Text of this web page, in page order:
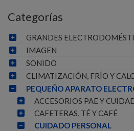
Categorías
GRANDES
IMAGEN
SONIDO
CLIMATIZACIÓN, FRÍO Y
PEQUEÑO APARATO
ACCESORIOS PAE Y
CAFETERAS, TÉ Y CAFÉ
CUIDADO PERSONAL